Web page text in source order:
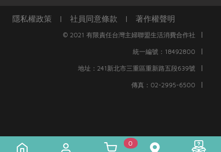
隱私權政策 | 社員同意條款 | 著作權聲明
© 2021 有限責任台灣主婦聯盟生活消費合作社 |
統一編號：18492800 |
地址：241新北市三重區重新路五段639號 |
傳真：02-2995-6500 |
0